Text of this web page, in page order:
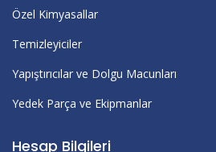
Özel Kimyasallar
Temizleyiciler
Yapıştırıcılar ve Dolgu Macunları
Yedek Parça ve Ekipmanlar
Hesap Bilgileri